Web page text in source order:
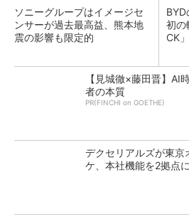
ソニーグループはイメージセ
ンサーが過去最高益、熊本地
震の影響も限定的
初の
CK
【見城徹×藤田晋】AI
者の本質
PR(FINCHI on GOETHE)
デクセリアルズが東京
ケ、本社機能を2拠点に